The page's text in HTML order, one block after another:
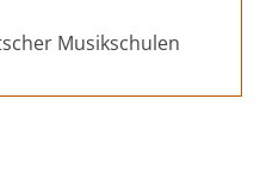
Musikschulen